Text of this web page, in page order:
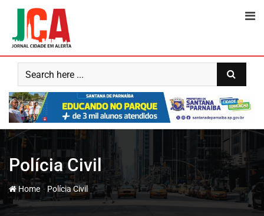
content
Polícia Civil
Home- Polícia Civil